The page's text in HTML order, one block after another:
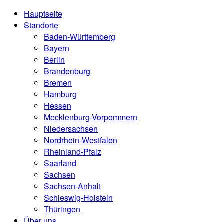
Hauptseite
Standorte
Baden-Württemberg
Bayern
Berlin
Brandenburg
Bremen
Hamburg
Hessen
Mecklenburg-Vorpommern
Niedersachsen
Nordrhein-Westfalen
Rheinland-Pfalz
Saarland
Sachsen
Sachsen-Anhalt
Schleswig-Holstein
Thüringen